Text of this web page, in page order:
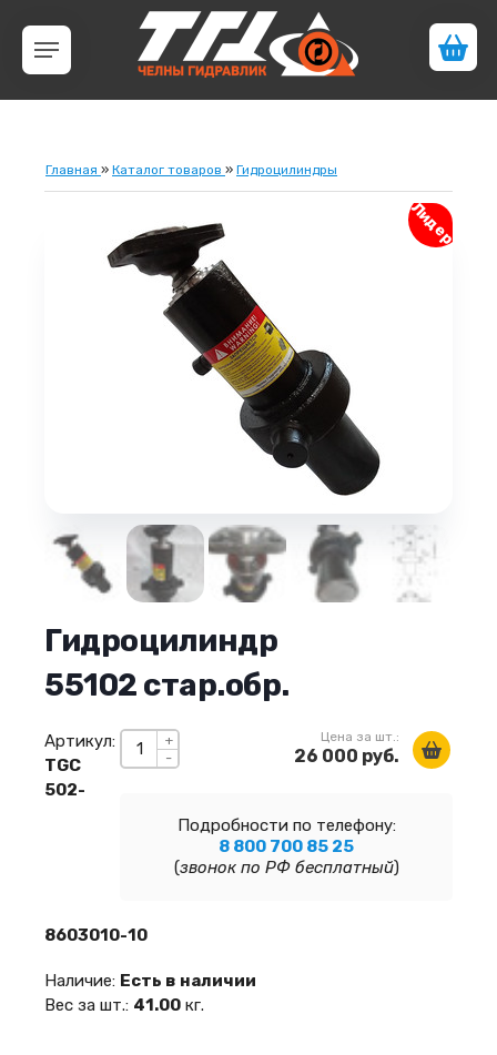
Главная » Каталог товаров » Гидроцилиндры
Лидер
Гидроцилиндр
55102 стар.обр.
+
-
Цена за шт.:
26 000 руб.
Подробности по телефону:
8 800 700 85 25
(звонок по РФ бесплатный)
Артикул:
TGC
502-
8603010-10
Наличие: Есть в наличии
Вес за шт.: 41.00 кг.